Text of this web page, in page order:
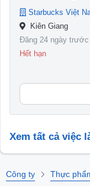
Starbucks Việt
Kiên Giang
Đăng 24 ngày trước
Hết hạn
Xem tất cả việc
Công ty Thực